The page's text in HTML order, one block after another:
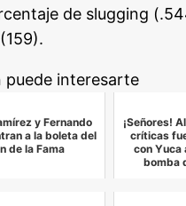
de slugging
puede interesarte
y Fernando
a la boleta del
de la Fama
¡Señores!
críticas
con Yuca
bomba